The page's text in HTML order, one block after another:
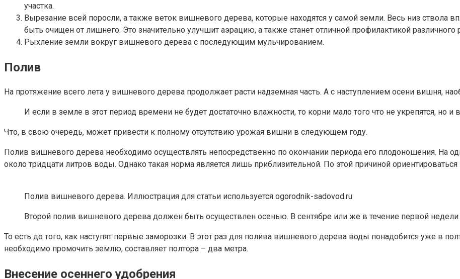
участка.
Вырезание всей поросли, а также веток вишневого дерева, которые находятся у самой земли. Весь низ ствола
быть очищен от лишнего. Это значительно улучшит аэрацию, а также станет отличной профилактикой
Рыхление земли вокруг вишневого дерева с последующим мульчированием.
Полив
На протяжение всего лета у вишневого дерева продолжает расти надземная часть. А с наступлением осени вишня,
И если в земле в этот период времени не будет достаточно влажности, то корни мало того что не укрепятся, но и
Что, в свою очередь, может привести к полному отсутствию урожая вишни в следующем году.
Полив вишневого дерева необходимо осуществлять непосредственно по окончании периода его плодоношения. На
около тридцати литров воды. Однако такая норма является лишь приблизительной. По этой причиной
Полив вишневого дерева. Иллюстрация для статьи используется ogorodnik-sadovod.ru
Второй полив вишневого дерева должен быть осуществлен осенью. В сентябре или же в течение первой недели
То есть до того, как наступят первые заморозки. В этот раз для полива вишневого дерева воды понадобится уже в
необходимо промочить землю, составляет полтора – два метра.
Внесение осеннего удобрения